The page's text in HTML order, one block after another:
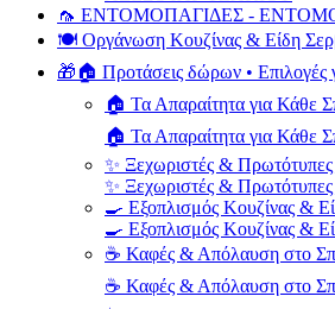
🦟 ΕΝΤΟΜΟΠΑΓΙΔΕΣ -
🍽️ Οργάνωση Κουζίνας & Είδη
🎁🏠 Προτάσεις δώρων • Επιλογές
🏠 Τα Απαραίτητα για Κάθε
🏠 Τα Απαραίτητα για Κάθε
✨ Ξεχωριστές &
✨ Ξεχωριστές &
🍳 Εξοπλισμός Κουζίνας &
🍳 Εξοπλισμός Κουζίνας &
☕ Καφές & Απόλαυση στο
☕ Καφές & Απόλαυση στο